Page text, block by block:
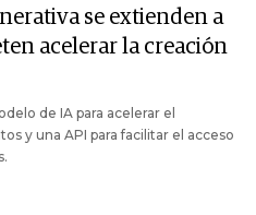
se extienden a
acelerar la creación
de IA para acelerar el
y una API para facilitar el acceso